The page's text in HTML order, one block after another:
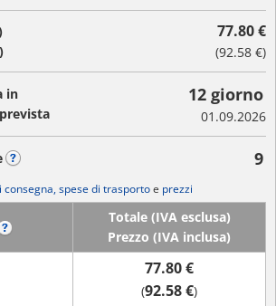
77.80 €
(92.58 €)
in
12 giorno
01.09.2026
9
consegna, spese di trasportoe prezzi
Totale (IVA esclusa)
Prezzo (IVA inclusa)
77.80 €
(92.58 €)